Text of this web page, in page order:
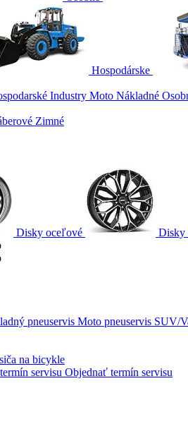
Hospodárske
Industry Moto Nákladné
Zimné
Disky oceľové Disky
pneuservis Moto pneuservis SUV/
na bicykle
Objednať termín servisu